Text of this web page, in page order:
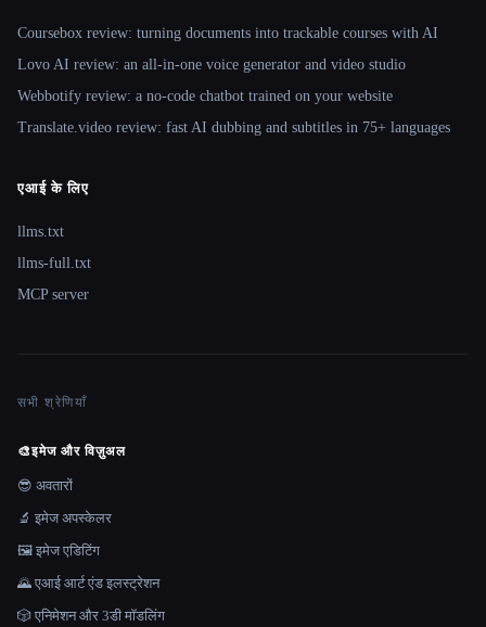
Coursebox review: turning documents into trackable courses with AI
Lovo AI review: an all-in-one voice generator and video studio
Webbotify review: a no-code chatbot trained on your website
Translate.video review: fast AI dubbing and subtitles in 75+ languages
एआई के लिए
llms.txt
llms-full.txt
MCP server
सभी श्रेणियाँ
🎨इमेज और विज़ुअल
😎 अवतारों
🔬 इमेज अपस्केलर
🖼️ इमेज एडिटिंग
🌄 एआई आर्ट एंड इलस्ट्रेशन
🎲 एनिमेशन और 3डी मॉडलिंग